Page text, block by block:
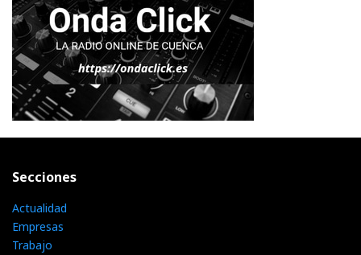
Secciones
Actualidad
Empresas
Trabajo